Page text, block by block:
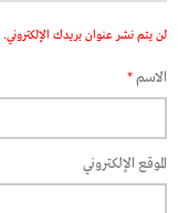
لن يتم نشر عنوان بريدك الإلكتروني.
الاسم*
الموقع الإلكتروني